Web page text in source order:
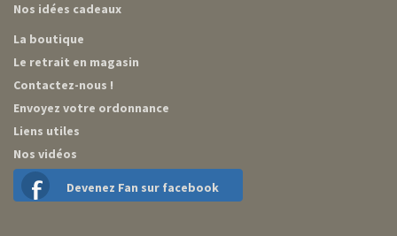
Nos idées cadeaux
La boutique
Le retrait en magasin
Contactez-nous !
Envoyez votre ordonnance
Liens utiles
Nos vidéos
Devenez Fan sur facebook